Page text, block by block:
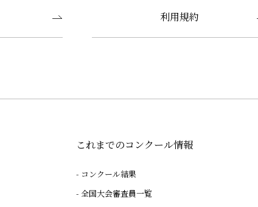
利用規約
これまでのコンクール情報
コンクール結果
全国大会審査員一覧